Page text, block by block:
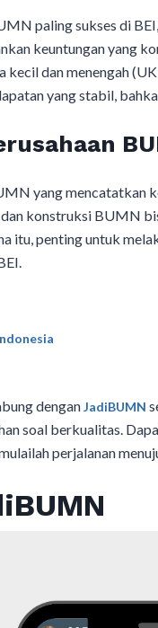
paling sukses di
keuntungan yang
kecil dan menengah
yang stabil,
yang mencatatkan
konstruksi BUMN
itu, penting untuk
denganJadiBUMN
soal berkualitas.
perjalanan